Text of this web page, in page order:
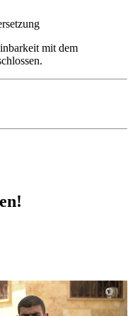
mit dem